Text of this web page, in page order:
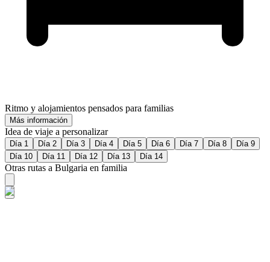
Ritmo y alojamientos pensados para familias
Más información
Idea de viaje a personalizar
Día 1 Día 2 Día 3 Día 4 Día 5 Día 6 Día 7 Día 8
Día 9
Día 10
Día 11 Día 12 Día 13 Día 14
Otras rutas a Bulgaria en familia